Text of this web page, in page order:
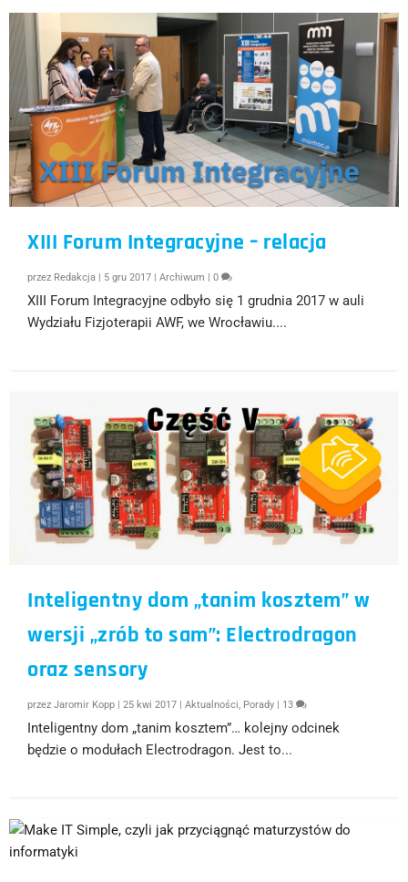
XIII Forum Integracyjne – relacja
przez Redakcja 5 gru 2017 |Archiwum |0
XIII Forum Integracyjne odbyło się 1 grudnia 2017 w auli
Wydziału Fizjoterapii AWF, we Wrocławiu....
Inteligentny dom „tanim kosztem” w
wersji „zrób to sam”: Electrodragon
oraz sensory
przezJaromir Kopp |25 kwi 2017 |Aktualności, Porady | 13
Inteligentny dom „tanim kosztem”… kolejny odcinek
będzie o modułach Electrodragon. Jest to...